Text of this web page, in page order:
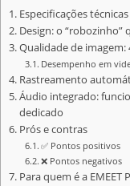
Especificações
Design: o “robozinho”
Qualidade de imagem:
Desempenho em
Rastreamento
Áudio integrado:
dedicado
Prós e contras
✅ Pontos positivos
❌ Pontos negativos
Para quem é a EMEET